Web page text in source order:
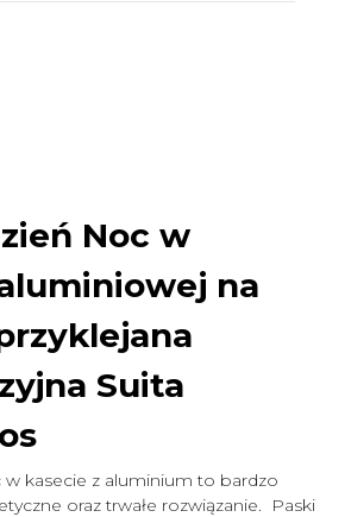
Noc w
na
Suita
kasecie z aluminium to bardzo
oraz trwałe rozwiązanie. Paski